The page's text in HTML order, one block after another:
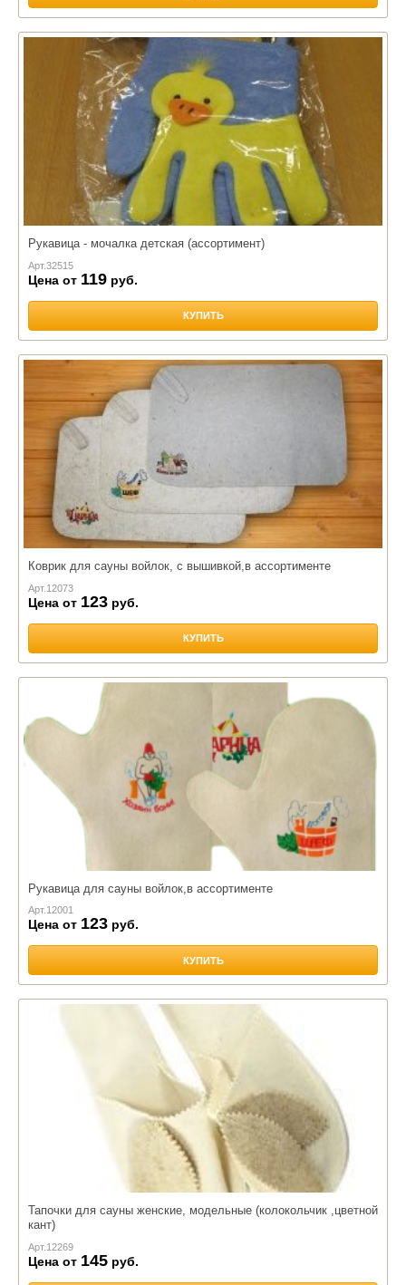
Рукавица - мочалка детская (ассортимент)
Арт.32515
Цена от 119 руб.
КУПИТЬ
Коврик для сауны войлок, с вышивкой,в ассортименте
Арт. 12073
Цена от 123 руб.
КУПИТЬ
Рукавица для сауны войлок,в ассортименте
Арт.12001
Цена от 123 руб.
КУПИТЬ
Тапочки для сауны женские, модельные (колокольчик ,цветной
кант)
Арт. 12269
Цена от 145 руб.